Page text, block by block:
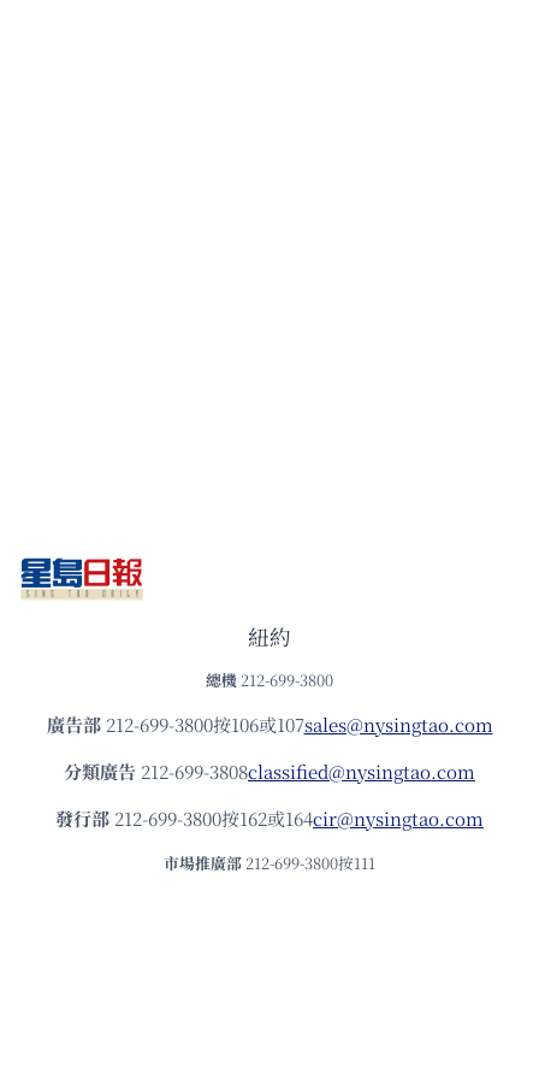
紐約
總機 212-699-3800
廣告部212-699-3800按106或107sales@nysingtao.com
分類廣告 212-699-3808classified@nysingtao.com
發⾏部 212-699-3800按162或164cir@nysingtao.com
市場推廣部 212-699-3800按111